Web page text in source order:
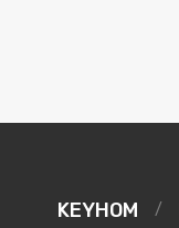
KEYHOM /